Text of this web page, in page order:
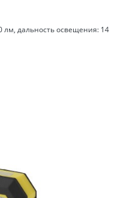
лм, дальность освещения: 14